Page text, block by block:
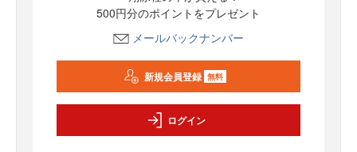
500円分のポイントをプレゼント
メールバックナンバー
新規会員登録 無料
ログイン